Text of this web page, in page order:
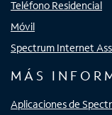
Teléfono Residencial
Móvil
Spectrum Internet
MÁS
Aplicaciones de